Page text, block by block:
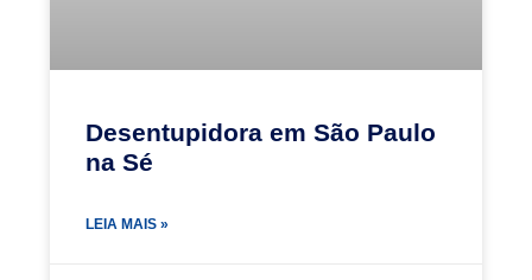
Desentupidora em São Paulo
na Sé
LEIA MAIS »